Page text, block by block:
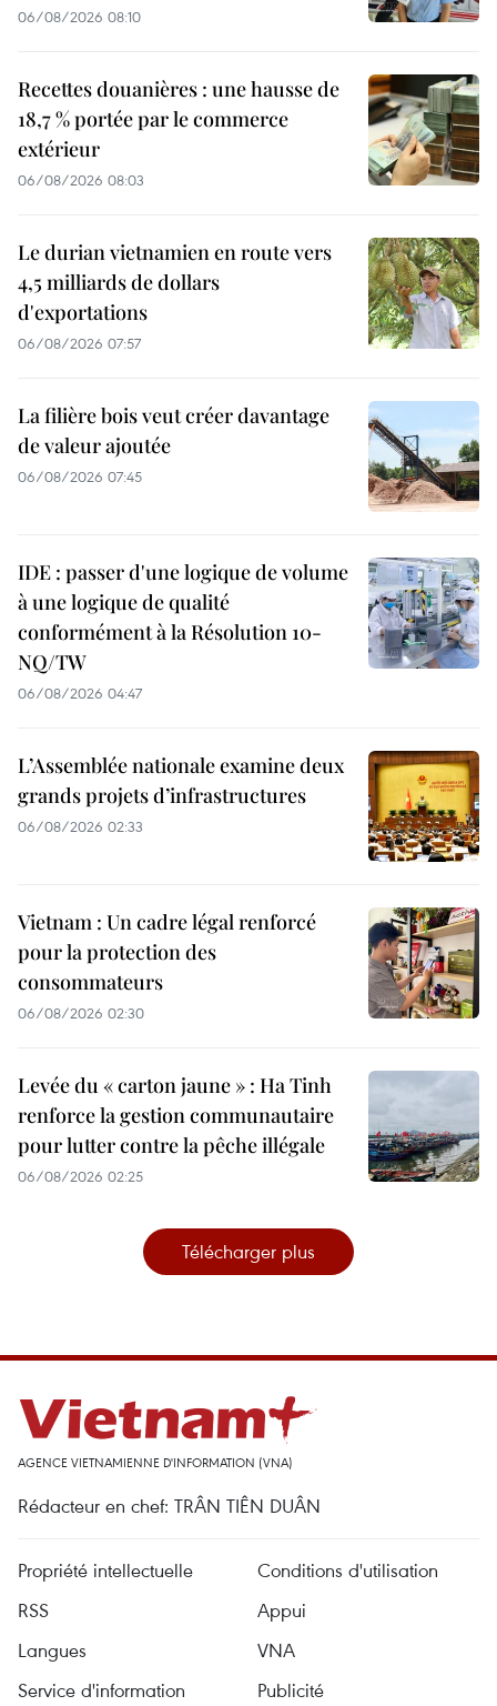
06/08/2026 08:10
Recettes douanières : une hausse de
18,7 % portée par le commerce
extérieur
06/08/2026 08:03
Le durian vietnamien en route vers
4,5 milliards de dollars
d'exportations
06/08/2026 07:57
La filière bois veut créer davantage
de valeur ajoutée
06/08/2026 07:45
IDE : passer d'une logique de volume
à une logique de qualité
conformément à la Résolution 10-
NQ/TW
06/08/2026 04:47
L’Assemblée nationale examine deux
grands projets d’infrastructures
06/08/2026 02:33
Vietnam : Un cadre légal renforcé
pour la protection des
consommateurs
06/08/2026 02:30
Levée du « carton jaune » : Ha Tinh
renforce la gestion communautaire
pour lutter contre la pêche illégale
06/08/2026 02:25
Télécharger plus
AGENCE VIETNAMIENNE D'INFORMATION (VNA)
Rédacteur en chef: TRÂN TIÊN DUÂN
Propriété intellectuelle
Conditions d'utilisation
RSS
Appui
Langues
VNA
Service d'information
Publicité